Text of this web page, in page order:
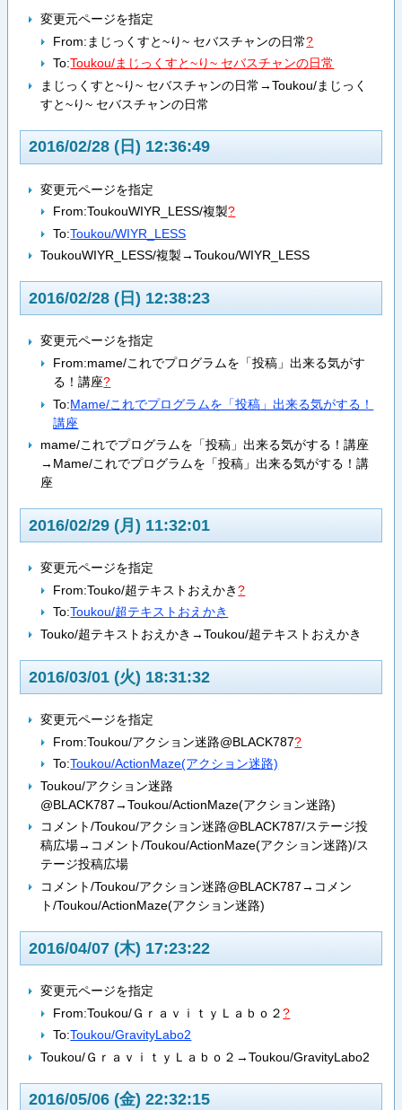
変更元ページを指定
From: まじっくすと~り~ セバスチャンの日常?
To:Toukou/まじっくすと~り~ セバスチャンの日常
まじっくすと~り~ セバスチャンの日常→Toukou/まじっく
すと~り~ セバスチャンの日常
2016/02/28 (日) 12:36:49
変更元ページを指定
From:ToukouWIYR_LESS/複製?
To:Toukou/WIYR_LESS
ToukouWIYR_LESS/複製→Toukou/WIYR_LESS
2016/02/28 (日) 12:38:23
変更元ページを指定
From:mame/これでプログラムを「投稿」出来る気がす
る！講座?
To:Mame/これでプログラムを「投稿」出来る気がする！
講座
mame/これでプログラムを「投稿」出来る気がする！講座
→Mame/これでプログラムを「投稿」出来る気がする！講
座
2016/02/29 (月) 11:32:01
変更元ページを指定
From:Touko/超テキストおえかき?
To:Toukou/超テキストおえかき
Touko/超テキストおえかき→Toukou/超テキストおえかき
2016/03/01 (火) 18:31:32
変更元ページを指定
From:Toukou/アクション迷路@BLACK787?
To:Toukou/ActionMaze(アクション迷路)
Toukou/アクション迷路
@BLACK787→Toukou/ActionMaze(アクション迷路)
コメント/Toukou/アクション迷路@BLACK787/ステージ投
稿広場→コメント/Toukou/ActionMaze(アクション迷路)/ス
テージ投稿広場
コメント/Toukou/アクション迷路@BLACK787→コメン
ト/Toukou/ActionMaze(アクション迷路)
2016/04/07 (木) 17:23:22
変更元ページを指定
From:Toukou/ＧｒａｖｉｔｙＬａｂｏ２?
To:Toukou/GravityLabo2
Toukou/ＧｒａｖｉｔｙＬａｂｏ２→Toukou/GravityLabo2
2016/05/06 (金) 22:32:15